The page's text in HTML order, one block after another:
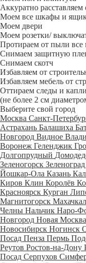
Аккуратно расставляем
Моем все шкафы и
Моем двери
Моем розетки/
Протираем от пыли
Снимаем защитную
Снимаем скотч
Избавляем от
Избавляем мебель от
Оттираем следы и
(не более 2 см
Выберите свой город
Москва Санкт-
Астрахань Балашиха
Новгород Видное
Воронеж Геленджик
Долгопрудный
Зеленогорск Зеленоград
Йошкар-Ола Казань
Киров Клин Королёв
Красноярск Курган
Магнитогорск
Челны Нальчик Наро-
Новгород Новая Москва
Новосибирск Ногинск
Посад Пенза Пермь
Реутов Ростов-на-Дону
Посад Серпухов